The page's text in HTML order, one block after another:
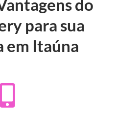
do
para sua
em Itaúna